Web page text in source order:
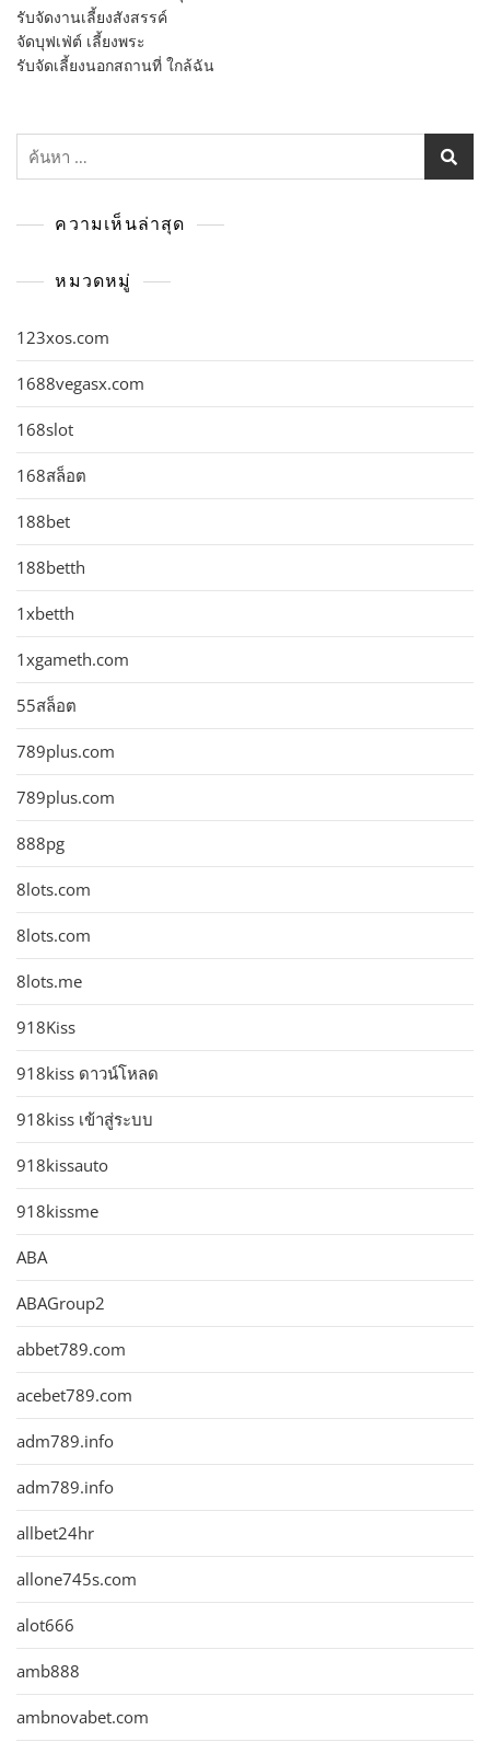
รับจัดงานเลี้ยงสังสรรค์
จัดบุฟเฟ่ต์ เลี้ยงพระ
รับจัดเลี้ยงนอกสถานที่ ใกล้ฉัน
ค้นหา
ความเห็นล่าสุด
หมวดหมู่
123xos.com
1688vegasx.com
168slot
168สล็อต
188bet
188betth
1xbetth
1xgameth.com
55สล็อต
789plus.com
789plus.com
888pg
8lots.com
8lots.com
8lots.me
918Kiss
918kiss ดาวน์โหลด
918kiss เข้าสู่ระบบ
918kissauto
918kissme
ABA
ABAGroup2
abbet789.com
acebet789.com
adm789.info
adm789.info
allbet24hr
allone745s.com
alot666
amb888
ambnovabet.com